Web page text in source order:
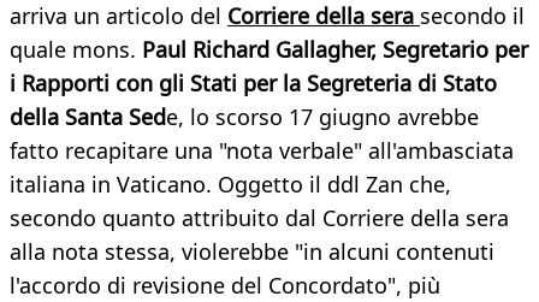
arriva un articolo del Corriere della sera secondo il
quale mons. Paul Richard Gallagher, Segretario per
i Rapporti con gli Stati per la Segreteria di Stato
della Santa Sede, lo scorso 17 giugno avrebbe
fatto recapitare una "nota verbale" all'ambasciata
italiana in Vaticano. Oggetto il ddl Zan che,
secondo quanto attribuito dal Corriere della sera
alla nota stessa, violerebbe "in alcuni contenuti
l'accordo di revisione del Concordato", più